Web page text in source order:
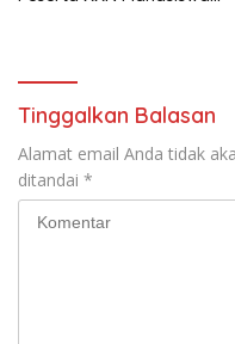
Tinggalkan Balasan
Alamat email Anda tidak
ditandai *